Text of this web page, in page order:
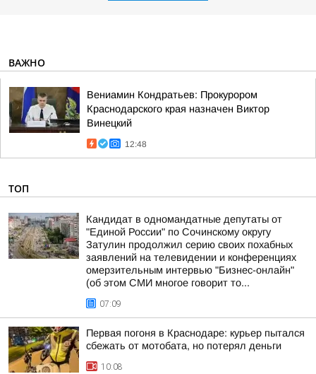
ВАЖНО
Вениамин Кондратьев: Прокурором
Краснодарского края назначен Виктор
Винецкий
12:48
ТОП
Кандидат в одномандатные депутаты от
"Единой России" по Сочинскому округу
Затулин продолжил серию своих похабных
заявлений на телевидении и конференциях
омерзительным интервью "Бизнес-онлайн"
(об этом СМИ многое говорит то...
07:09
Первая погоня в Краснодаре: курьер пытался
сбежать от мотобата, но потерял деньги
10:08